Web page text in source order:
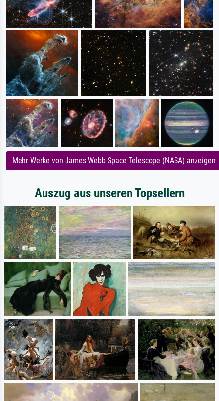
Mehr Werke von James Webb Space Telescope (NASA) anzeigen
Auszug aus unseren Topsellern